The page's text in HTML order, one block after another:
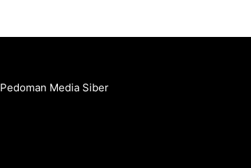
Pedoman Media Siber